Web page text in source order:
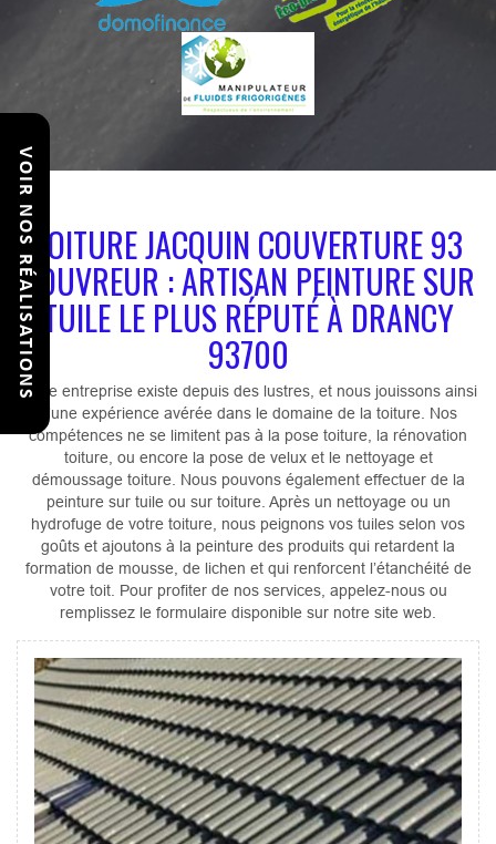
VOIR NOS RÉALISATIONS TOITURE JACQUIN COUVERTURE 93
COUVREUR : ARTISAN PEINTURE SUR
TUILE LE PLUS RÉPUTÉ À DRANCY
93700
Notre entreprise existe depuis des lustres, et nous jouissons ainsi
d’une expérience avérée dans le domaine de la toiture. Nos
compétences ne se limitent pas à la pose toiture, la rénovation
toiture, ou encore la pose de velux et le nettoyage et
démoussage toiture. Nous pouvons également effectuer de la
peinture sur tuile ou sur toiture. Après un nettoyage ou un
hydrofuge de votre toiture, nous peignons vos tuiles selon vos
goûts et ajoutons à la peinture des produits qui retardent la
formation de mousse, de lichen et qui renforcent l’étanchéité de
votre toit. Pour profiter de nos services, appelez-nous ou
remplissez le formulaire disponible sur notre site web.